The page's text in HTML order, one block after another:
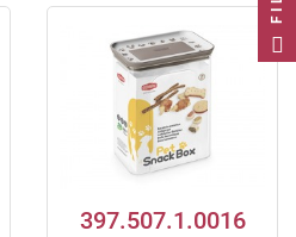
397.507.1.0016